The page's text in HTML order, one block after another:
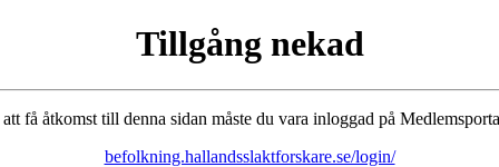
Tillgång nekad
få åtkomst till denna sidan måste du vara inloggad på
befolkning.hallandsslaktforskare.se/login/